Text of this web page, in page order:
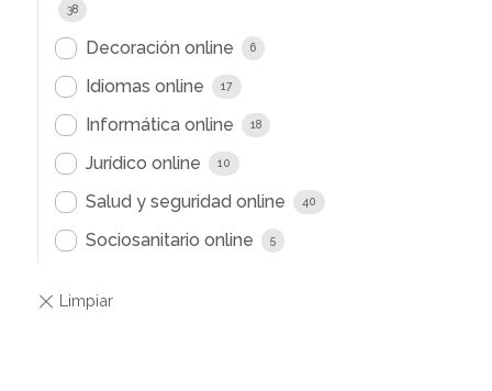
38
Decoración online 6
Idiomas online 17
Informática online 18
Jurídico online 10
Salud y seguridad online 40
Sociosanitario online 5